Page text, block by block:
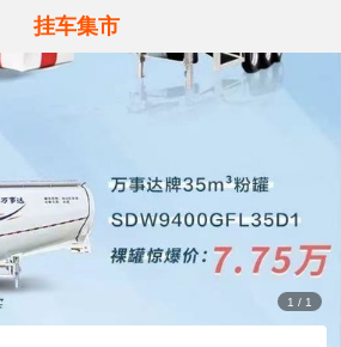
挂车集市
1 / 1